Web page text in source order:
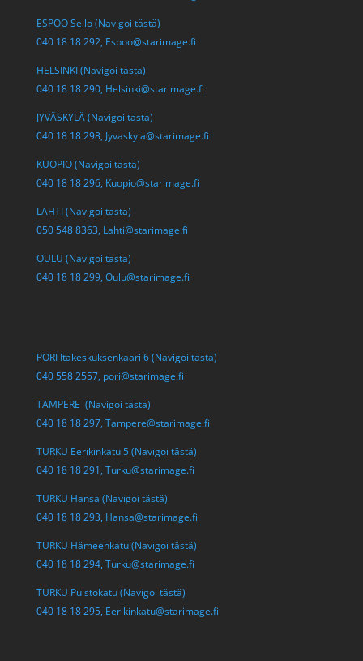
ESPOO Sello (Navigoi tästä)
040 18 18 292, Espoo@starimage.fi
HELSINKI (Navigoi tästä)
040 18 18 290, Helsinki@starimage.fi
JYVÄSKYLÄ (Navigoi tästä)
040 18 18 298, Jyvaskyla@starimage.fi
KUOPIO (Navigoi tästä)
040 18 18 296, Kuopio@starimage.fi
LAHTI (Navigoi tästä)
050 548 8363, Lahti@starimage.fi
OULU (Navigoi tästä)
040 18 18 299, Oulu@starimage.fi
PORI Itäkeskuksenkaari 6 (Navigoi tästä)
040 558 2557, pori@starimage.fi
TAMPERE (Navigoi tästä)
040 18 18 297, Tampere@starimage.fi
TURKU Eerikinkatu 5 (Navigoi tästä)
040 18 18 291, Turku@starimage.fi
TURKU Hansa (Navigoi tästä)
040 18 18 293, Hansa@starimage.fi
TURKU Hämeenkatu (Navigoi tästä)
040 18 18 294, Turku@starimage.fi
TURKU Puistokatu (Navigoi tästä)
040 18 18 295, Eerikinkatu@starimage.fi